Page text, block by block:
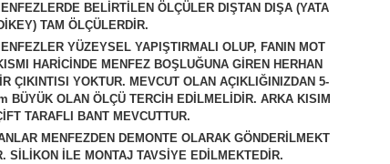
BELİRTİLEN ÖLÇÜLER DIŞTAN DIŞA (YATA
TAM ÖLÇÜLERDİR.
YÜZEYSEL YAPIŞTIRMALI OLUP, FANIN MOT
HARİCİNDE MENFEZ BOŞLUĞUNA GİREN HERHAN
ÇIKINTISI YOKTUR. MEVCUT OLAN AÇIKLIĞINIZDAN 5-
BÜYÜK OLAN ÖLÇÜ TERCİH EDİLMELİDİR. ARKA KISIM
TARAFLI BANT MEVCUTTUR.
MENFEZDEN DEMONTE OLARAK GÖNDERİLMEKT
SİLİKON İLE MONTAJ TAVSİYE EDİLMEKTEDİR.